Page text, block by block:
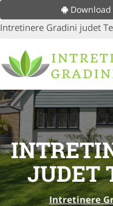
Download
Intretinere Gradini judet
JUDET
Intretinere